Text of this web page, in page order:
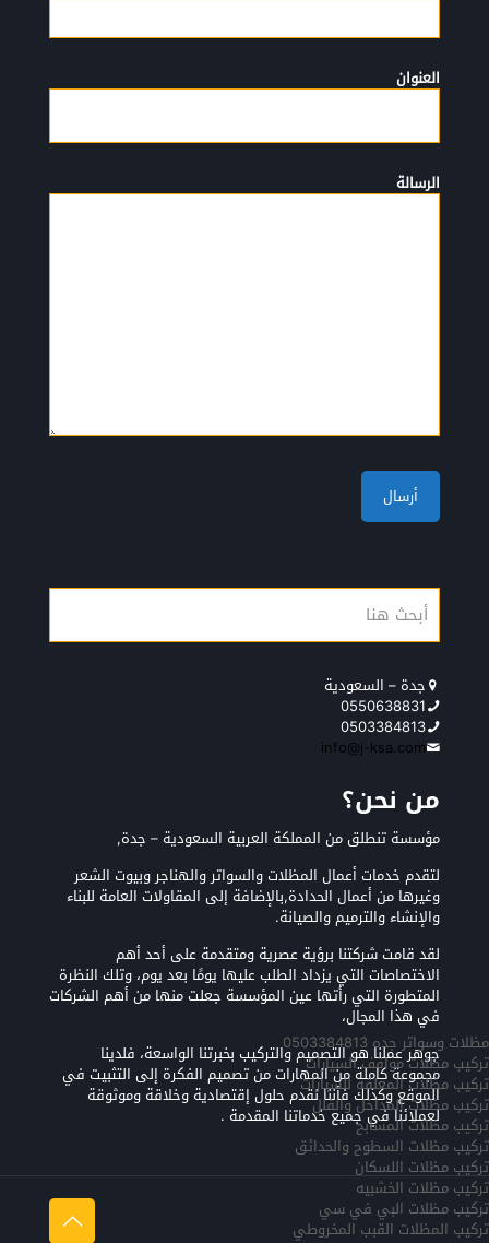
العنوان
الرسالة
جدة – السعودية
0550638831
0503384813
info@j-ksa.com
من نحن؟
مؤسسة تنطلق من المملكة العربية السعودية – جدة,
لتقدم خدمات أعمال المظلات والسواتر والهناجر وبيوت الشعر
وغيرها من أعمال الحدادة,بالإضافة إلى المقاولات العامة للبناء
والإنشاء والترميم والصيانة.
لقد قامت شركتنا برؤية عصرية ومتقدمة على أحد أهم
الاختصاصات التي يزداد الطلب عليها يومًا بعد يوم، وتلك النظرة
المتطورة التي رأتها عين المؤسسة جعلت منها من أهم الشركات
في هذا المجال،
جوهر عملنا هو التصميم والتركيب بخبرتنا الواسعة، فلدينا
مجموعة كاملة من المهارات من تصميم الفكرة إلى التثبيت في
الموقع وكذلك فأننا نقدم حلول إقتصادية وخلاقة وموثوقة
لعملائنا في جميع خدماتنا المقدمة .
مظلات وسواتر جده 0503384813
تركيب مظلات مواقف السيارات
تركيب مظلات المعلقه للسيارات
تركيب مظلات المداخل والفلل
تركيب مظلات المسابح
تركيب مظلات السطوح والحدائق
تركيب مظلات اللسكان
تركيب مظلات الخشبيه
تركيب مظلات البي في سي
تركيب المظلات القبب المخروطي